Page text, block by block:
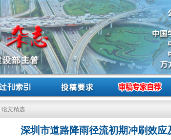
论文精选
深圳市道路降雨径流初期冲刷效应